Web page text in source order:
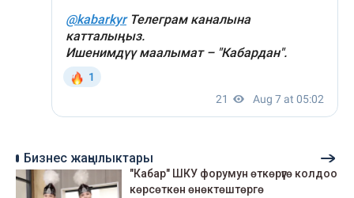
Бизнес жаңылыктары
"Кабар" ШКУ форумун өткөрүүгө колдоо
көрсөткөн өнөктөштөргө